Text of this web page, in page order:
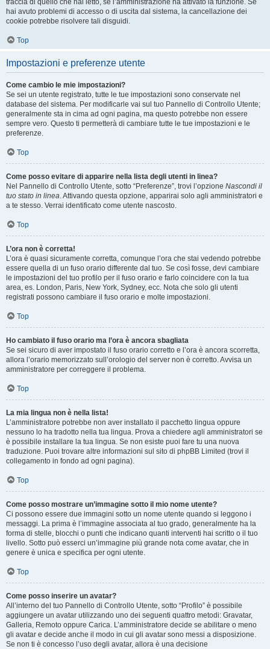
traccia di quello che hai letto, se l’amministrazione ha attivato la funzione. Se
hai avuto problemi di accesso o di uscita dal sistema, la cancellazione dei
cookie potrebbe risolvere tali disguidi.
Top
Impostazioni e preferenze utente
Come cambio le mie impostazioni?
Se sei un utente registrato, tutte le tue impostazioni sono conservate nel
database del sistema. Per modificarle vai sul tuo Pannello di Controllo Utente;
generalmente sta in cima ad ogni pagina, ma questo potrebbe non essere
sempre vero. Questo ti permetterà di cambiare tutte le tue impostazioni e le
preferenze.
Top
Come posso evitare di apparire nella lista degli utenti in linea?
Nel Pannello di Controllo Utente, sotto “Preferenze”, trovi l’opzione Nascondi il
tuo stato in linea. Attivando questa opzione, apparirai solo agli amministratori e
a te stesso. Verrai identificato come utente nascosto.
Top
L’ora non è corretta!
L’ora è quasi sicuramente corretta, comunque l’ora che stai vedendo potrebbe
essere quella di un fuso orario differente dal tuo. Se così fosse, devi cambiare
le impostazioni del tuo profilo per il fuso orario e farlo coincidere con la tua
area, es. London, Paris, New York, Sydney, ecc. Nota che solo gli utenti
registrati possono cambiare il fuso orario e molte impostazioni.
Top
Ho cambiato il fuso orario ma l’ora è ancora sbagliata
Se sei sicuro di aver impostato il fuso orario corretto e l’ora è ancora scorretta,
allora l’orario memorizzato sull’orologio del server non è corretto. Avvisa un
amministratore per correggere il problema.
Top
La mia lingua non è nella lista!
L’amministratore potrebbe non aver installato il pacchetto lingua oppure
nessuno lo ha tradotto nella tua lingua. Prova a chiedere agli amministratori se
è possibile installare la tua lingua. Se non esiste puoi fare tu una nuova
traduzione. Puoi trovare altre informazioni sul sito di phpBB Limited (trovi il
collegamento in fondo ad ogni pagina).
Top
Come posso mostrare un’immagine sotto il mio nome utente?
Ci possono essere due immagini sotto un nome utente quando si leggono i
messaggi. La prima è l’immagine associata al tuo grado, generalmente ha la
forma di stelle, blocchi o punti che indicano quanti interventi hai scritto o il tuo
livello. Sotto può esserci un’immagine più grande nota come avatar, che in
genere è unica e specifica per ogni utente.
Top
Come posso inserire un avatar?
All’interno del tuo Pannello di Controllo Utente, sotto “Profilo” è possibile
aggiungere un avatar utilizzando uno dei seguenti quattro metodi: Gravatar,
Galleria, Remoto oppure Carica. L’amministratore decide se abilitare o meno
gli avatar e decide anche il modo in cui gli avatar sono messi a disposizione.
Se non ti è concesso l’uso degli avatar, allora è una decisione